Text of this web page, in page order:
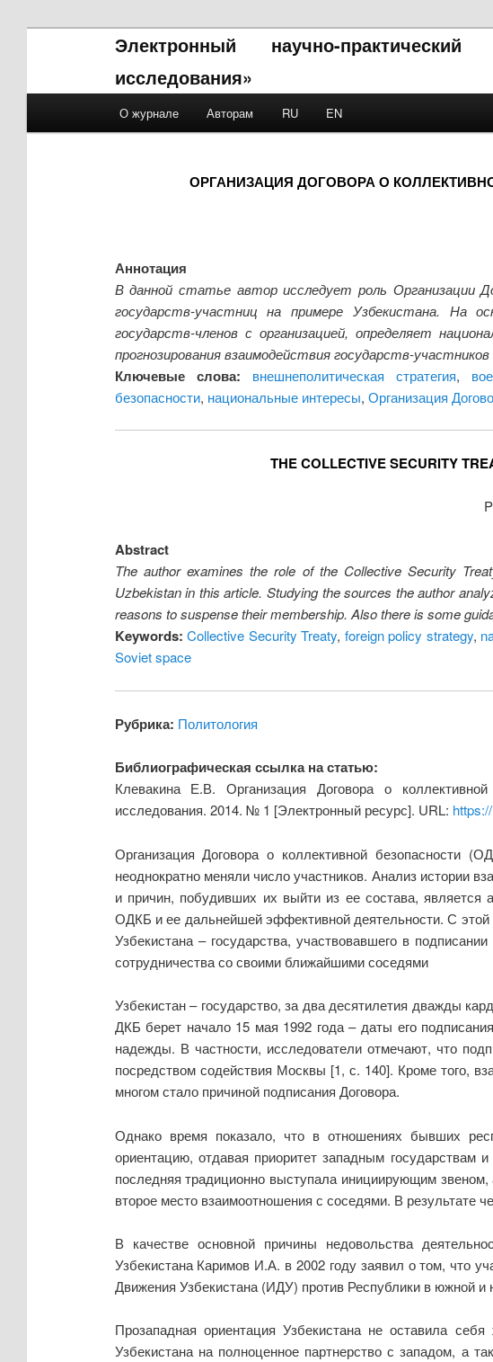
Электронный научно-
исследования»
Skip to primary content
Skip to secondary content
О журнале Авторам RU EN
ОРГАНИЗАЦИЯ ДОГОВОРА О
Аннотация
В данной статье автор исследует роль Организации
государств-участниц на примере Узбекистана. На
государств-членов с организацией, определяет
прогнозирования взаимодействия государств-
Ключевые слова: внешнеполитическая стратегия,
безопасности, национальные интересы, Организация
THE COLLECTIVE SECURITY
Abstract
The author examines the role of the Collective Security
Uzbekistan in this article. Studying the sources the author
reasons to suspense their membership. Also there is some
Keywords: Collective Security Treaty, foreign policy strategy,
Soviet space
Рубрика: Политология
Библиографическая ссылка на статью:
Клевакина Е.В. Организация Договора о
исследования. 2014. № 1 [Электронный ресурс]. URL:
Организация Договора о коллективной безопасности
неоднократно меняли число участников. Анализ истории
и причин, побудивших их выйти из ее состава, является
ОДКБ и ее дальнейшей эффективной деятельности. С
Узбекистана – государства, участвовавшего в
сотрудничества со своими ближайшими соседями
Узбекистан – государство, за два десятилетия дважды
ДКБ берет начало 15 мая 1992 года – даты его
надежды. В частности, исследователи отмечают, что
посредством содействия Москвы [1, с. 140]. Кроме того,
многом стало причиной подписания Договора.
Однако время показало, что в отношениях бывших
ориентацию, отдавая приоритет западным государствам
последняя традиционно выступала инициирующим
второе место взаимоотношения с соседями. В результате
В качестве основной причины недовольства
Узбекистана Каримов И.А. в 2002 году заявил о том, что
Движения Узбекистана (ИДУ) против Республики в южной
Прозападная ориентация Узбекистана не оставила
Узбекистана на полноценное партнерство с западом, а